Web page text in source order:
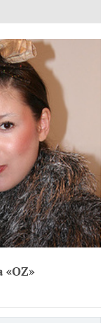
«OZ»